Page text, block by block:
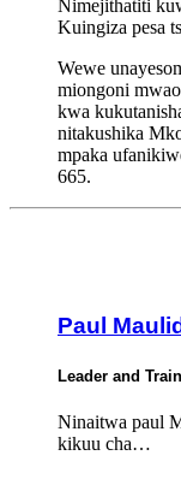
Nimejithatiti
Kuingiza pesa
Wewe
miongoni
kwa
nitakushika
mpaka
665.
Paul
Leader and
Ninaitwa paul
kikuu cha…